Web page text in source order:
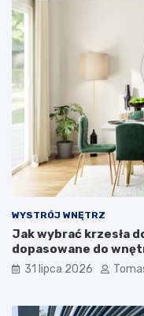
WYSTRÓJ WNĘTRZ
Jak wybrać krzesła
dopasowane do
31 lipca 2026